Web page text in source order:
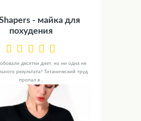
- майка для
похудения
десятки диет, но ни одна не
результата? Титанический труд
пропал в...